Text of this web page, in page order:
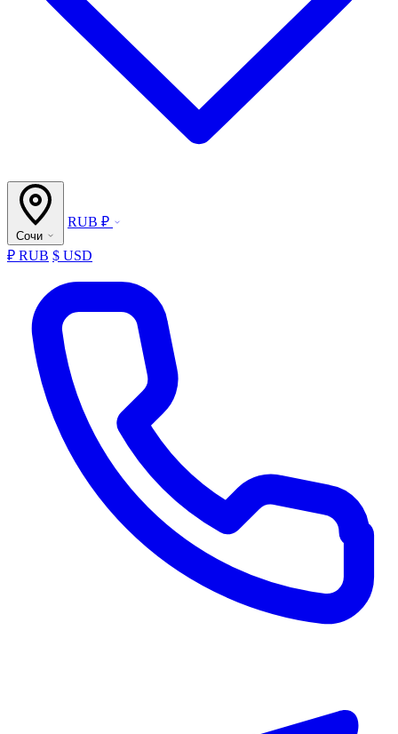
Сочи
RUB ₽
₽ RUB $ USD